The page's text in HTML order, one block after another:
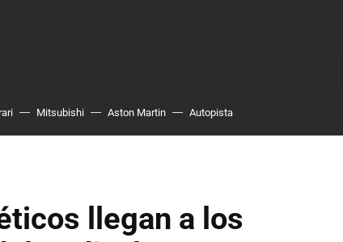
Mitsubishi Aston Martin Autopista
llegan a los